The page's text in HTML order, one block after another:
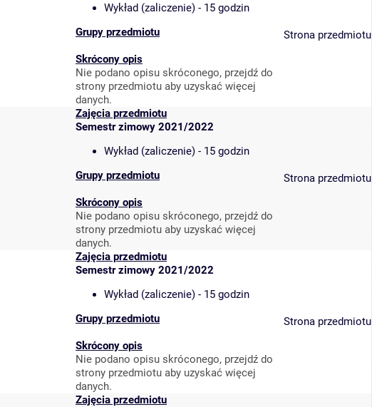
Wykład (zaliczenie) - 15 godzin
Grupy przedmiotu
Skrócony opis
Nie podano opisu skróconego, przejdź do
strony przedmiotu aby uzyskać więcej
danych.
Strona przedmiotu
Zajęcia przedmiotu
Semestr zimowy 2021/2022
Wykład (zaliczenie) - 15 godzin
Grupy przedmiotu
Skrócony opis
Nie podano opisu skróconego, przejdź do
strony przedmiotu aby uzyskać więcej
danych.
Strona przedmiotu
Zajęcia przedmiotu
Semestr zimowy 2021/2022
Wykład (zaliczenie) - 15 godzin
Grupy przedmiotu
Skrócony opis
Nie podano opisu skróconego, przejdź do
strony przedmiotu aby uzyskać więcej
danych.
Strona przedmiotu
Zajęcia przedmiotu